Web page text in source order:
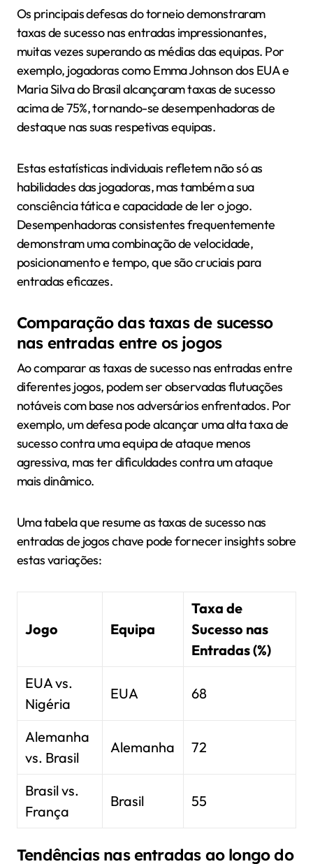
Os principais defesas do torneio demonstraram
taxas de sucesso nas entradas impressionantes,
muitas vezes superando as médias das equipas. Por
exemplo, jogadoras como Emma Johnson dos EUA e
Maria Silva do Brasil alcançaram taxas de sucesso
acima de 75%, tornando-se desempenhadoras de
destaque nas suas respetivas equipas.
Estas estatísticas individuais refletem não só as
habilidades das jogadoras, mas também a sua
consciência tática e capacidade de ler o jogo.
Desempenhadoras consistentes frequentemente
demonstram uma combinação de velocidade,
posicionamento e tempo, que são cruciais para
entradas eficazes.
Comparação das taxas de sucesso
nas entradas entre os jogos
Ao comparar as taxas de sucesso nas entradas entre
diferentes jogos, podem ser observadas flutuações
notáveis com base nos adversários enfrentados. Por
exemplo, um defesa pode alcançar uma alta taxa de
sucesso contra uma equipa de ataque menos
agressiva, mas ter dificuldades contra um ataque
mais dinâmico.
Uma tabela que resume as taxas de sucesso nas
entradas de jogos chave pode fornecer insights sobre
estas variações:
Jogo Equipa
Taxa de
Sucesso nas
Entradas (%)
EUA vs.
Nigéria
EUA 68
Alemanha
vs. Brasil
Alemanha 72
Brasil vs.
França
Brasil 55
Tendências nas entradas ao longo do